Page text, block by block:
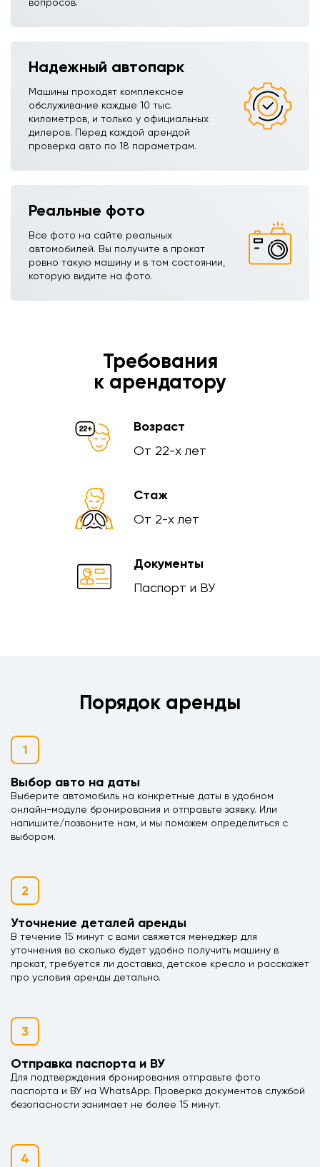
Надежный автопарк
Машины проходят комплексное
обслуживание каждые 10 тыс.
километров, и только у официальных
дилеров. Перед каждой арендой
проверка авто по 18 параметрам.
Реальные фото
Все фото на сайте реальных
автомобилей. Вы получите в прокат
ровно такую машину и в том состоянии,
которую видите на фото.
Требования
к арендатору
Возраст
От 22-х лет
Стаж
От 2-х лет
Документы
Паспорт и ВУ
Порядок аренды
1
Выбор авто на даты
Выберите автомобиль на конкретные даты в удобном
онлайн-модуле бронирования и отправьте заявку. Или
напишите/позвоните нам, и мы поможем определиться с
выбором.
2
Уточнение деталей аренды
В течение 15 минут с вами свяжется менеджер для
уточнения во сколько будет удобно получить машину в
прокат, требуется ли доставка, детское кресло и расскажет
про условия аренды детально.
3
Отправка паспорта и ВУ
Для подтверждения бронирования отправьте фото
паспорта и ВУ на WhatsApp. Проверка документов службой
безопасности занимает не более 15 минут.
4